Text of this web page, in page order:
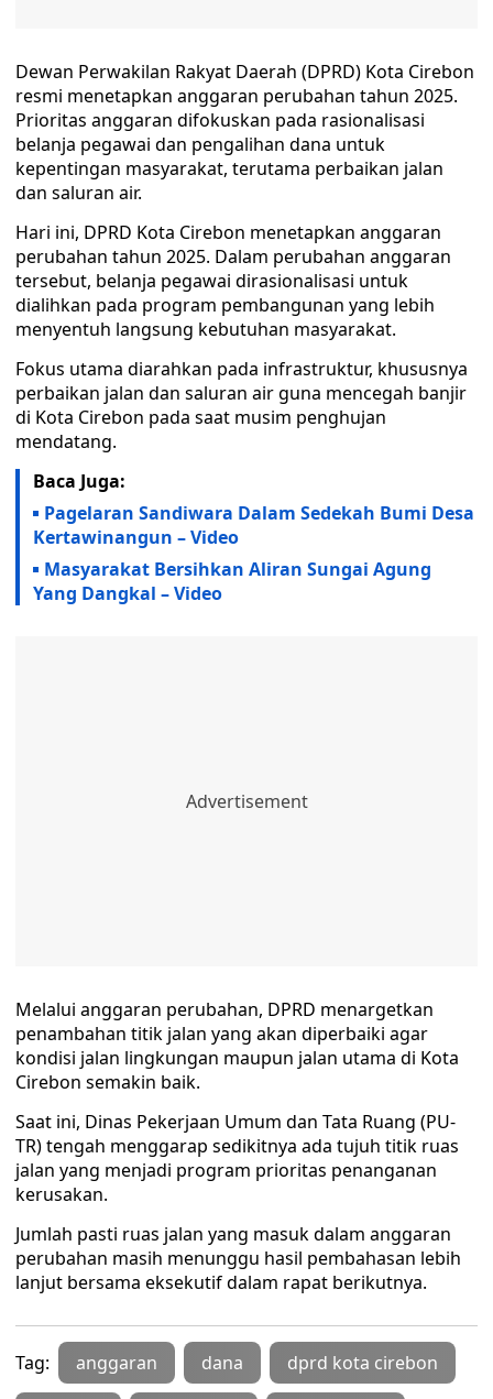
Dewan Perwakilan Rakyat Daerah (DPRD) Kota Cirebon
resmi menetapkan anggaran perubahan tahun 2025.
Prioritas anggaran difokuskan pada rasionalisasi
belanja pegawai dan pengalihan dana untuk
kepentingan masyarakat, terutama perbaikan jalan
dan saluran air.
Hari ini, DPRD Kota Cirebon menetapkan anggaran
perubahan tahun 2025. Dalam perubahan anggaran
tersebut, belanja pegawai dirasionalisasi untuk
dialihkan pada program pembangunan yang lebih
menyentuh langsung kebutuhan masyarakat.
Fokus utama diarahkan pada infrastruktur, khususnya
perbaikan jalan dan saluran air guna mencegah banjir
di Kota Cirebon pada saat musim penghujan
mendatang.
Baca Juga:
Pagelaran Sandiwara Dalam Sedekah Bumi Desa
Kertawinangun – Video
Masyarakat Bersihkan Aliran Sungai Agung
Yang Dangkal – Video
Melalui anggaran perubahan, DPRD menargetkan
penambahan titik jalan yang akan diperbaiki agar
kondisi jalan lingkungan maupun jalan utama di Kota
Cirebon semakin baik.
Saat ini, Dinas Pekerjaan Umum dan Tata Ruang (PU-
TR) tengah menggarap sedikitnya ada tujuh titik ruas
jalan yang menjadi program prioritas penanganan
kerusakan.
Jumlah pasti ruas jalan yang masuk dalam anggaran
perubahan masih menunggu hasil pembahasan lebih
lanjut bersama eksekutif dalam rapat berikutnya.
Tag: anggaran dana dprd kota cirebon